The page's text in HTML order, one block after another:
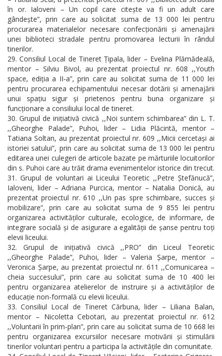
în or. Ialoveni – Un copil care citește va fi un adult care
gândește”, prin care au solicitat suma de 13 000 lei pentru
procurarea materialelor necesare confecționării și amenajării
unei biblioteci stradale pentru promovarea lecturii în rândul
tinerilor.
Consiliul Local de Tineret Țipala, lider – Evelina Plămădeală,
mentor – Silviu Bivol, au prezentat proiectul nr. 608 ,,Youth
space, ediția a II-a”, prin care au solicitat suma de 11 000 lei
pentru procurarea echipamentului necesar dotării și amenajării
unui spațiu sigur și prietenos pentru buna organizare și
funcționare a consiliului local de tineret.
Grupul de inițiativă civică ,,Noi suntem schimbarea” din L. T.
,,Gheorghe Palade”, Puhoi, lider – Lidia Plăcintă, mentor –
Tatiana Soltan, au prezentat proiectul nr. 609 ,,Micii cercetași ai
istoriei satului”, prin care au solicitat suma de 13 000 lei pentru
editarea unei culegeri de articole bazate pe mărturiile locuitorilor
din s. Puhoi care au trăit drama evenimentelor istorice din trecut.
Grupul de voluntari ai Liceului Teoretic ,,Petre Ștefănucă”,
Ialoveni, lider – Adriana Purcica, mentor – Natalia Donică, au
prezentat proiectul nr. 610 ,,Un pas spre schimbare, succes și
mobilizare”, prin care au solicitat suma de 9 855 lei pentru
organizarea activităților culturale, ecologice, de informare, de
integrare socială și de asigurare a egalității de șanse pentru toți
elevii liceului.
Grupul de inițiativă civică ,,PRO” din Liceul Teoretic
,,Gheorghe Palade”, Puhoi, lider – Valeria Șarpe, mentor –
Veronica Șarpe, au prezentat proiectul nr. 611 ,,Comunicarea –
cheia succesului”, prin care au solicitat suma de 10 400 lei
pentru organizarea atelierelor de instruire și a activităților de
educație non-formală cu elevii liceului.
Consiliul Local de Tineret Cărbuna, lider – Liliana Balan,
mentor – Nicoletta Cebotari, au prezentat proiectul nr. 612
,,Voluntarii în prim-plan”, prin care au solicitat suma de 10 668 lei
pentru organizarea excursiilor necesare motivării și stimulării
tinerilor voluntari pentru a participa la activitățile din comunitate.